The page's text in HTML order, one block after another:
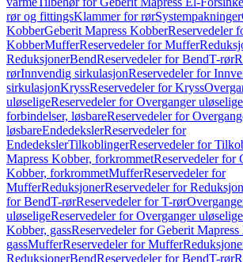
rør og fittingsKlammer for rørSystempakninger
KobberGeberit Mapress KobberReservedeler
KobberMufferReservedeler for Muffer
ReduksjonerBendReservedeler for BendT-rør
rørInnvendig sirkulasjonReservedeler for
sirkulasjonKryssReservedeler for Kryss
uløseligeReservedeler for Overganger uløselige
forbindelser, løsbareReservedeler for
løsbareEndedekslerReservedeler for
EndedekslerTilkoblingerReservedeler for
Mapress Kobber, forkrommetReservedeler for
Kobber, forkrommetMufferReservedeler for
MufferReduksjonerReservedeler for
for BendT-rørReservedeler for T-rør
uløseligeReservedeler for Overganger uløselige
Kobber, gassReservedeler for Geberit Mapress
gassMufferReservedeler for Muffer
ReduksjonerBendReservedeler for BendT-rør